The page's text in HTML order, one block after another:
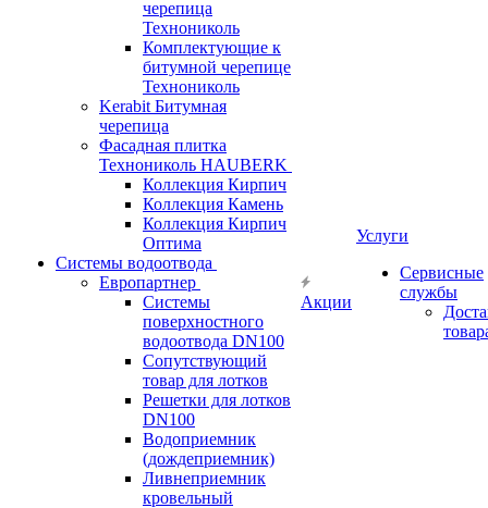
черепица
Технониколь
Комплектующие к
битумной черепице
Технониколь
Kerabit Битумная
черепица
Фасадная плитка
Технониколь HAUBERK
Кол​лекция Кирпич
Кол​лекция Камень
Коллекция Кирпич
Оптима
Системы водоотвода
Европартнер
Системы
поверхностного
водоотвода DN100
Сопутствующий
товар для лотков
Решетки для лотков
DN100
Водоприемник
(дождеприемник)
Ливнеприемник
кровельный
Акции
Услуги
Сервисные
службы